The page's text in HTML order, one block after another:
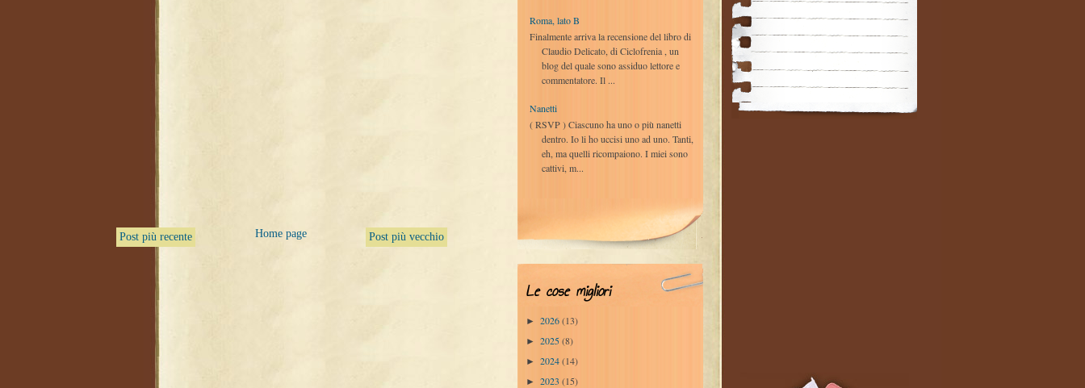
Post più recente Post più vecchio
Home page
Roma, lato B
Finalmente arriva la recensione del libro di
Claudio Delicato, di Ciclofrenia , un
blog del quale sono assiduo lettore e
commentatore. Il ...
Nanetti
( RSVP ) Ciascuno ha uno o più nanetti
dentro. Io li ho uccisi uno ad uno. Tanti,
eh, ma quelli ricompaiono. I miei sono
cattivi, m...
Le cose migliori
► 2026(13)
► 2025(8)
► 2024(14)
► 2023 (15)